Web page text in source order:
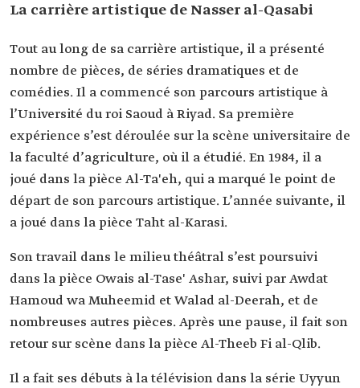
La carrière artistique de Nasser al-Qasabi
Tout au long de sa carrière artistique, il a présenté
nombre de pièces, de séries dramatiques et de
comédies. Il a commencé son parcours artistique à
l’Université du roi Saoud à Riyad. Sa première
expérience s’est déroulée sur la scène universitaire de
la faculté d’agriculture, où il a étudié. En 1984, il a
joué dans la pièce Al-Ta'eh, qui a marqué le point de
départ de son parcours artistique. L’année suivante, il
a joué dans la pièce Taht al-Karasi.
Son travail dans le milieu théâtral s’est poursuivi
dans la pièce Owais al-Tase' Ashar, suivi par Awdat
Hamoud wa Muheemid et Walad al-Deerah, et de
nombreuses autres pièces. Après une pause, il fait son
retour sur scène dans la pièce Al-Theeb Fi al-Qlib.
Il a fait ses débuts à la télévision dans la série Uyyun